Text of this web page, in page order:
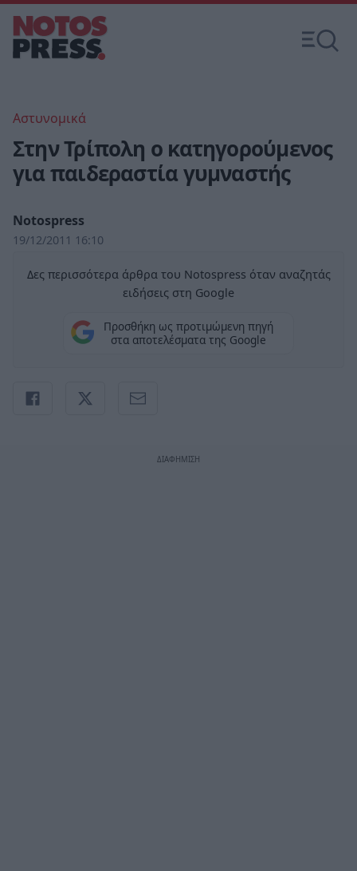
Αστυνομικά
Στην Τρίπολη ο κατηγορούμενος
για παιδεραστία γυμναστής
Notospress
19/12/2011 16:10
Δες περισσότερα άρθρα του Notospress όταν αναζητάς
ειδήσεις στη Google
Προσθήκη ως προτιμώμενη πηγή
στα αποτελέσματα της Google